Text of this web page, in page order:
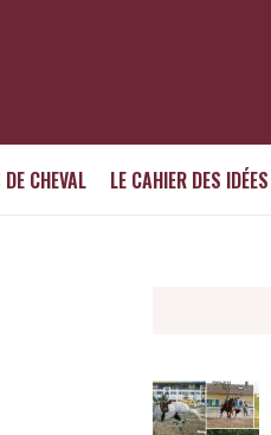
CHEVAL LE CAHIER DES IDÉES